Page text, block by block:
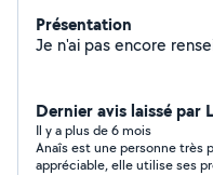
Présentation
Dernier avis laissé par
Il y a plus de 6 mois
Anaîs est une personne très
appréciable, elle utilise ses